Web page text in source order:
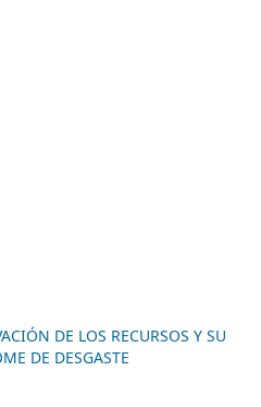
DE LOS RECURSOS Y SU
DE DESGASTE